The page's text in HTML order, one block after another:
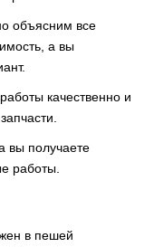
объясним все
а вы
качественно и
вы получаете
работы.
в пешей